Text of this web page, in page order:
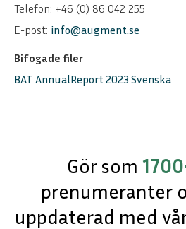
Telefon: +46 (0) 86 042 255
E-post: info@augment.se
Bifogade filer
BAT AnnualReport 2023 Svenska
Gör som
prenumeranter
uppdaterad med